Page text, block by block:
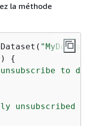
la méthode
) {
to
unsubscribed